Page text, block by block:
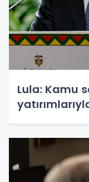
Lula: Kamu